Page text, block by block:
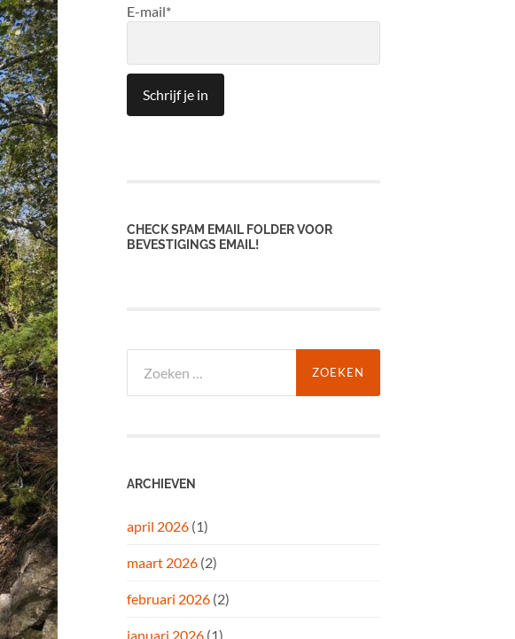
E-mail*
CHECK SPAM EMAIL FOLDER VOOR
BEVESTIGINGS EMAIL!
naar:
ARCHIEVEN
april 2026 (1)
maart 2026 (2)
februari 2026 (2)
januari 2026 (1)